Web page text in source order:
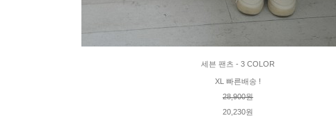
세븐 팬츠 - 3 COLOR
XL 빠른배송 !
28,900원
20,230원